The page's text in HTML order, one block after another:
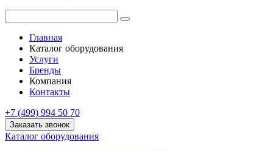
Главная
Каталог оборудования
Услуги
Бренды
Компания
Контакты
+7 (499) 994 50 70
Заказать звонок
Каталог оборудования